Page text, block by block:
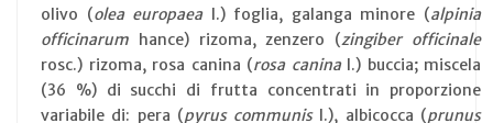
olivo (olea europaeal.) foglia, galanga minore (alpinia
officinarum hance) rizoma, zenzero (zingiber officinale
rosc.) rizoma, rosa canina (rosa caninal.) buccia; miscela
(36 %) di succhi di frutta concentrati in proporzione
variabile di: pera (pyrus communisl.), albicocca (prunus